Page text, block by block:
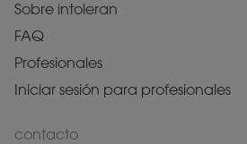
Sobre intoleran
FAQ
Profesionales
Iniciar sesión para profesionales
contacto